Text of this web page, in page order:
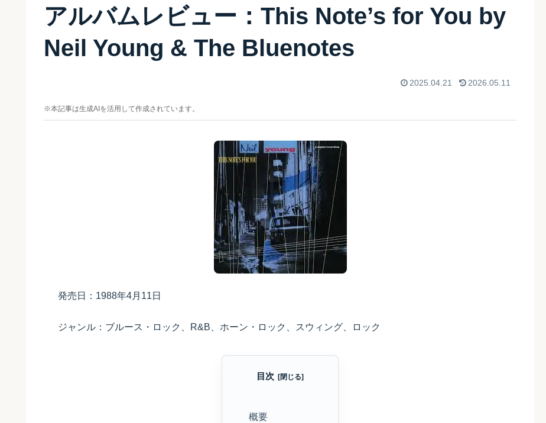
アルバムレビュー：This Note’s for You by
Neil Young & The Bluenotes
2025.04.21 2026.05.11
※本記事は生成AIを活用して作成されています。
発売日：1988年4月11日
ジャンル：ブルース・ロック、R&B、ホーン・ロック、スウィング、ロック
目次
概要